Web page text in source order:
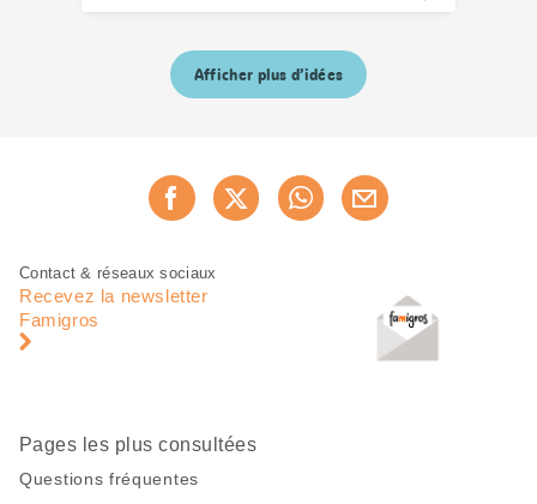
Afficher plus d’idées
Recommander maintenant
Pied
page
Navigation
pied
Contact & réseaux sociaux
Recevez la newsletter
Famigros
Pages les plus consultées
Questions fréquentes